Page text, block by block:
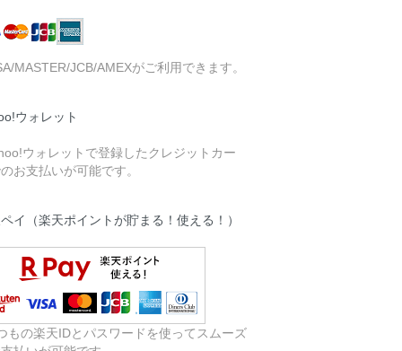
MASTER/JCB/AMEXがご利用できます。
ウォレット
ウォレットで登録したクレジットカー
のお支払いが可能です。
イ（楽天ポイントが貯まる！使える！）
もの楽天IDとパスワードを使ってスムーズ